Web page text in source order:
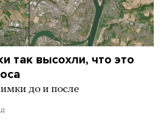
так высохли, что это
до и после